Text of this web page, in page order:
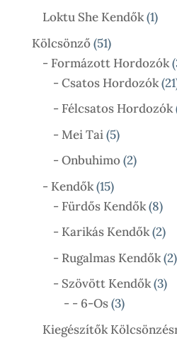
Termék
Loktu She Kendők 11
Kölcsönző 5151
Termék
- Formázott Hordozók
- Csatos Hordozók 21
- Félcsatos Hordozók
- Mei Tai 55
Termék
- Onbuhimo 22
- Kendők 1515
Termék
- Fürdős Kendők 88
- Karikás Kendők 22
- Rugalmas Kendők 22
- Szövött Kendők 33
- - 6-Os 33
Termék
Kiegészítők